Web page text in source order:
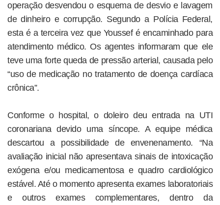
operação desvendou o esquema de desvio e lavagem
de dinheiro e corrupção. Segundo a Polícia Federal,
esta é a terceira vez que Youssef é encaminhado para
atendimento médico. Os agentes informaram que ele
teve uma forte queda de pressão arterial, causada pelo
“uso de medicação no tratamento de doença cardíaca
crônica”.
Conforme o hospital, o doleiro deu entrada na UTI
coronariana devido uma síncope. A equipe médica
descartou a possibilidade de envenenamento. “Na
avaliação inicial não apresentava sinais de intoxicação
exógena e/ou medicamentosa e quadro cardiológico
estável. Até o momento apresenta exames laboratoriais
e outros exames complementares, dentro da